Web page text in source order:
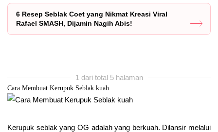
6 Resep Seblak Coet yang Nikmat Kreasi Viral
Rafael SMASH, Dijamin Nagih Abis!
1 dari total 5 halaman
Cara Membuat Kerupuk Seblak kuah
Kerupuk seblak yang OG adalah yang berkuah. Dilansir melalui